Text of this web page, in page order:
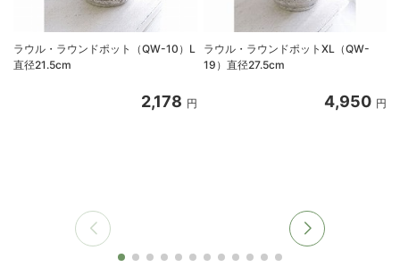
ラウル・ラウンドポット（QW-10）L
直径21.5cm
2,178 円
ラウル・ラウンドポットXL（QW-
19）直径27.5cm
4,950 円